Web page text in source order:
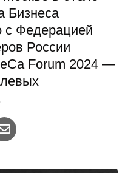
Бизнеса
с Федерацией
России
Forum 2024 ―